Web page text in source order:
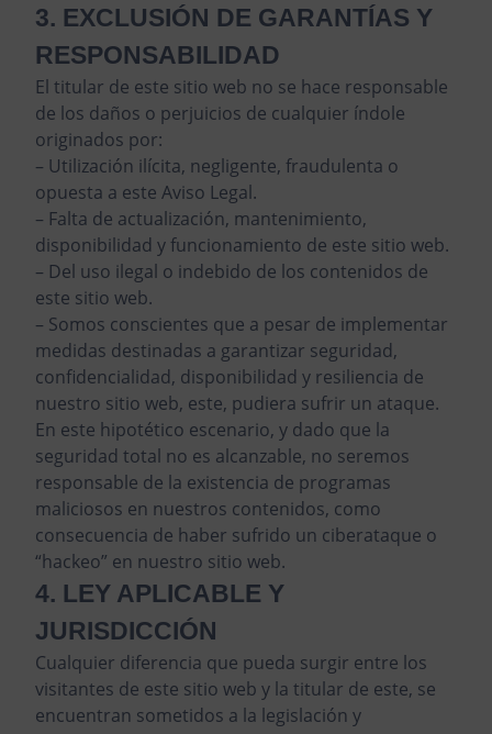
3. EXCLUSIÓN DE GARANTÍAS Y
RESPONSABILIDAD
El titular de este sitio web no se hace responsable
de los daños o perjuicios de cualquier índole
originados por:
– Utilización ilícita, negligente, fraudulenta o
opuesta a este Aviso Legal.
– Falta de actualización, mantenimiento,
disponibilidad y funcionamiento de este sitio web.
– Del uso ilegal o indebido de los contenidos de
este sitio web.
– Somos conscientes que a pesar de implementar
medidas destinadas a garantizar seguridad,
confidencialidad, disponibilidad y resiliencia de
nuestro sitio web, este, pudiera sufrir un ataque.
En este hipotético escenario, y dado que la
seguridad total no es alcanzable, no seremos
responsable de la existencia de programas
maliciosos en nuestros contenidos, como
consecuencia de haber sufrido un ciberataque o
“hackeo” en nuestro sitio web.
4. LEY APLICABLE Y
JURISDICCIÓN
Cualquier diferencia que pueda surgir entre los
visitantes de este sitio web y la titular de este, se
encuentran sometidos a la legislación y